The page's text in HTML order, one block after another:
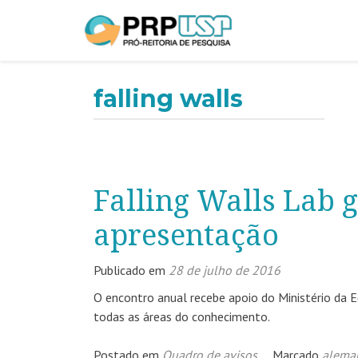
falling walls
Falling Walls Lab
apresentação
Publicado em 28 de julho de 2016
O encontro anual recebe apoio do Ministério da
todas as áreas do conhecimento.
Postado em Quadro de avisos Marcado